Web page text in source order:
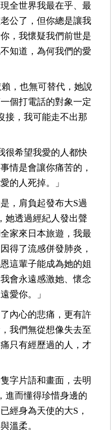
全世界我最在乎、最
公了，但你總是讓我
，我懷疑我們前世是
知道，為何我們的愛
，也無可替代，她說
個打電話的對象一定
接，我可能走不出那
很希望我愛的人都快
情是會讓你痛苦的，
的人死掉。」
，肩負起發布大S過
她透過經紀人發出聲
家來日本旅遊，我最
得了流感併發肺炎，
這輩子能成為她的姐
會永遠感激她、懷念
愛你。」
內心的悲痛，更有許
我們無從想像失去至
只有經歷過的人，才
字片語和畫面，去明
進而懂得珍惜身邊的
經身為天使的大S，
溫柔。